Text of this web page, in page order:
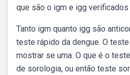
que são o igm e igg
Tanto igm quanto igg são
teste rápido da dengue. O
mostrar se uma. O que é o
de sorologia, ou então teste